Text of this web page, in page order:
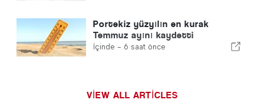
Portekiz yüzyılın en kurak
Temmuz ayını kaydetti
İçinde - 6 saat önce
VIEW ALL ARTICLES